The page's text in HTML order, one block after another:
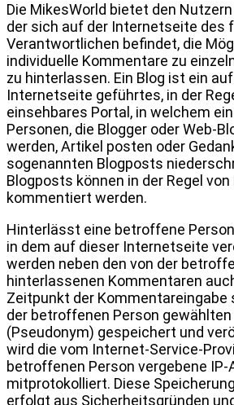
Die MikesWorld bietet den
der sich auf der Internetseite des
Verantwortlichen befindet, die
individuelle Kommentare zu
zu hinterlassen. Ein Blog ist ein
Internetseite geführtes, in der
einsehbares Portal, in welchem
Personen, die Blogger oder Web-
werden, Artikel posten oder
sogenannten Blogposts
Blogposts können in der Regel
kommentiert werden.
Hinterlässt eine betroffene
in dem auf dieser Internetseite
werden neben den von der
hinterlassenen Kommentaren
Zeitpunkt der Kommentareingabe
der betroffenen Person
(Pseudonym) gespeichert und
wird die vom Internet-Service-
betroffenen Person vergebene IP-
mitprotokolliert. Diese
erfolgt aus Sicherheitsgründen